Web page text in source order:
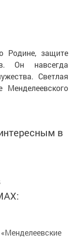
Родине, защите
Он навсегда
Светлая
в
«Менделеевские